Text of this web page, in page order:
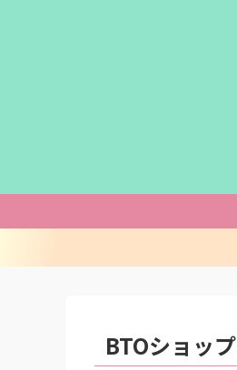
BTOショップ